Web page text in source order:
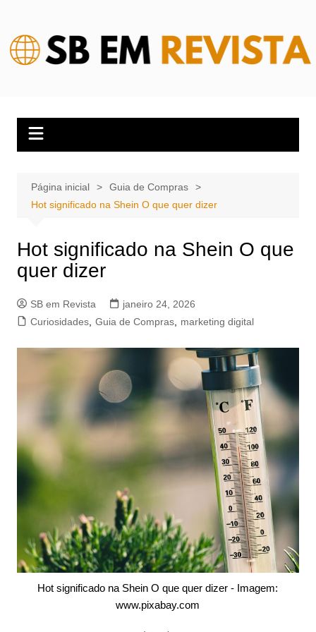
conteúdo
Página inicial
Guia de Compras
Hot significado na Shein O que quer dizer
Hot significado na Shein O que
quer dizer
SB em Revista
janeiro 24, 2026
Curiosidades, Guia de Compras, marketing digital
Hot significado na Shein O que quer dizer - Imagem:
www.pixabay.com